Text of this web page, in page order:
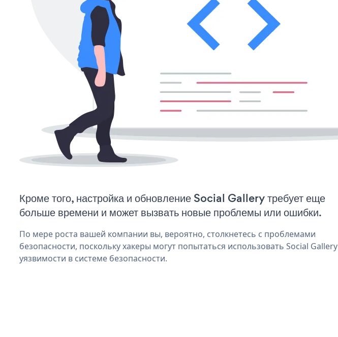
Кроме того, настройка и обновление Social Gallery требует еще
больше времени и может вызвать новые проблемы или ошибки.
По мере роста вашей компании вы, вероятно, столкнетесь с проблемами
безопасности, поскольку хакеры могут попытаться использовать Social Gallery
уязвимости в системе безопасности.